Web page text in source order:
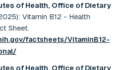
of Health, Office of Dietary
: Vitamin B12 - Health
Sheet.
factsheets/VitaminB12-
of Health, Office of Dietary